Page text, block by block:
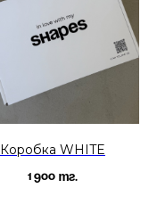
Коробка WHITE
1 900 тг.